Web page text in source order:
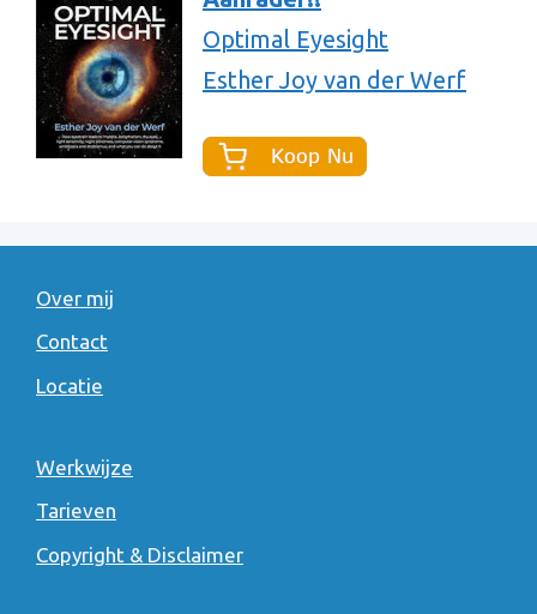
Optimal Eyesight
Esther Joy van der Werf
Over mij
Contact
Locatie
Werkwijze
Tarieven
Copyright & Disclaimer